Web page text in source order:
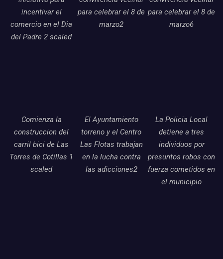
incentivar el
comercio en el Dia
del Padre 2 scaled
para celebrar el 8 de
marzo2
para celebrar el 8 de
marzo6
Comienza la
construccion del
carril bici de Las
Torres de Cotillas 1
scaled
El Ayuntamiento
torreno y el Centro
Las Flotas trabajan
en la lucha contra
las adicciones2
La Policia Local
detiene a tres
individuos por
presuntos robos con
fuerza cometidos en
el municipio